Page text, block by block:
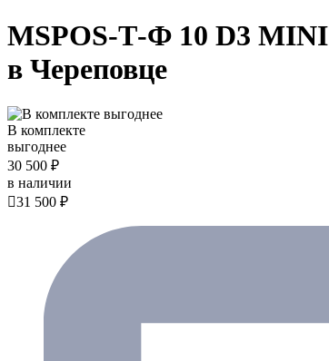
MSPOS-Т-Ф 10 D3 MINI
в Череповце
В комплекте
выгоднее
30 500 ₽
в наличии
31 500 ₽